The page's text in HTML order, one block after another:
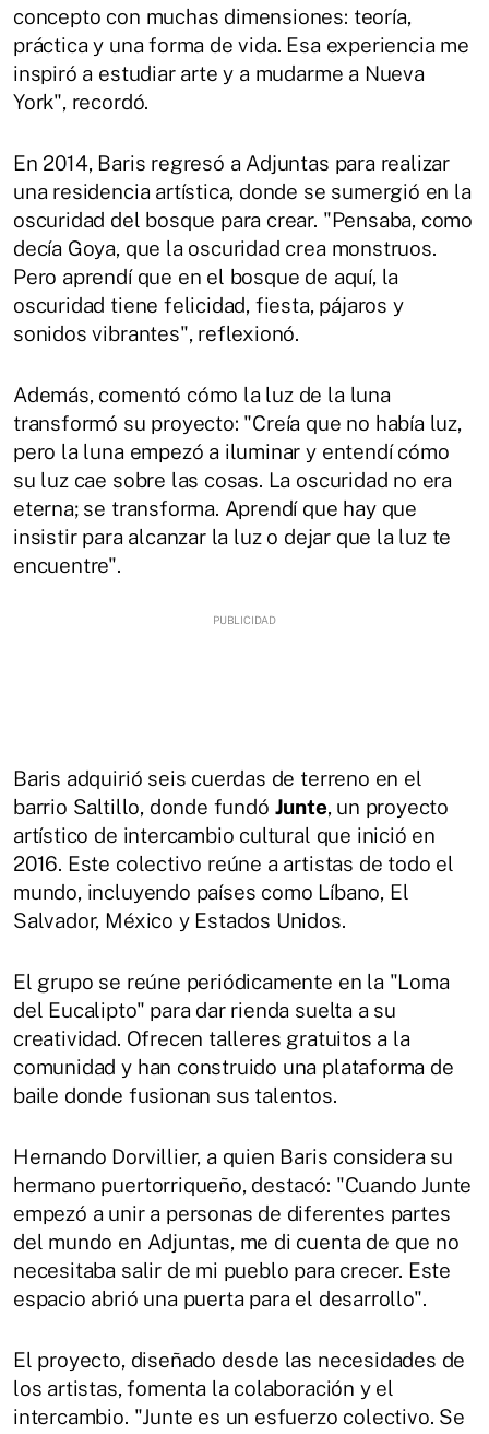
concepto con muchas dimensiones: teoría,
práctica y una forma de vida. Esa experiencia me
inspiró a estudiar arte y a mudarme a Nueva
York", recordó.
En 2014, Baris regresó a Adjuntas para realizar
una residencia artística, donde se sumergió en la
oscuridad del bosque para crear. "Pensaba, como
decía Goya, que la oscuridad crea monstruos.
Pero aprendí que en el bosque de aquí, la
oscuridad tiene felicidad, fiesta, pájaros y
sonidos vibrantes", reflexionó.
Además, comentó cómo la luz de la luna
transformó su proyecto: "Creía que no había luz,
pero la luna empezó a iluminar y entendí cómo
su luz cae sobre las cosas. La oscuridad no era
eterna; se transforma. Aprendí que hay que
insistir para alcanzar la luz o dejar que la luz te
encuentre".
Baris adquirió seis cuerdas de terreno en el
barrio Saltillo, donde fundó Junte, un proyecto
artístico de intercambio cultural que inició en
2016. Este colectivo reúne a artistas de todo el
mundo, incluyendo países como Líbano, El
Salvador, México y Estados Unidos.
El grupo se reúne periódicamente en la "Loma
del Eucalipto" para dar rienda suelta a su
creatividad. Ofrecen talleres gratuitos a la
comunidad y han construido una plataforma de
baile donde fusionan sus talentos.
Hernando Dorvillier, a quien Baris considera su
hermano puertorriqueño, destacó: "Cuando Junte
empezó a unir a personas de diferentes partes
del mundo en Adjuntas, me di cuenta de que no
necesitaba salir de mi pueblo para crecer. Este
espacio abrió una puerta para el desarrollo".
El proyecto, diseñado desde las necesidades de
los artistas, fomenta la colaboración y el
intercambio. "Junte es un esfuerzo colectivo. Se